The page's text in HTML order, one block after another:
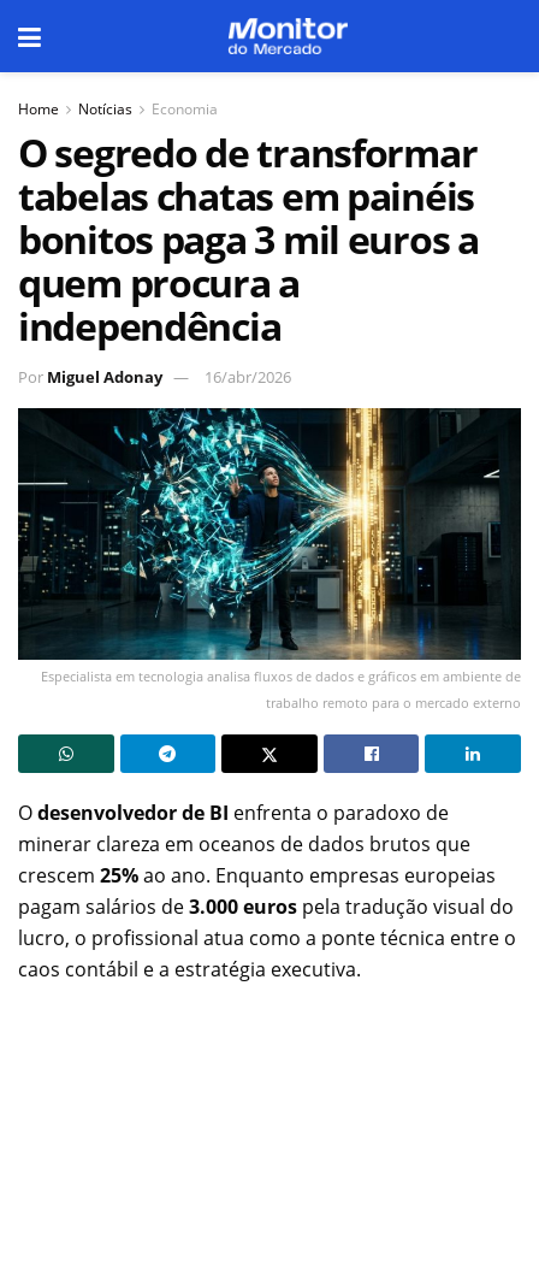
Home Notícias Economia
O segredo de transformar
tabelas chatas em painéis
bonitos paga 3 mil euros a
quem procura a
independência
Por Miguel Adonay 16/abr/2026
Especialista em tecnologia analisa fluxos de dados e gráficos em ambiente de
trabalho remoto para o mercado externo
Odesenvolvedor de BI enfrenta o paradoxo de
minerar clareza em oceanos de dados brutos que
crescem 25%ao ano. Enquanto empresas europeias
pagam salários de3.000 euros pela tradução visual do
lucro, o profissional atua como a ponte técnica entre o
caos contábil e a estratégia executiva.